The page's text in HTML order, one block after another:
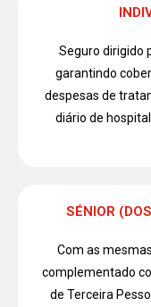
Seguro dirigido
garantindo
despesas de
diário de
SÉNIOR
Com as
complementado
de Terceira